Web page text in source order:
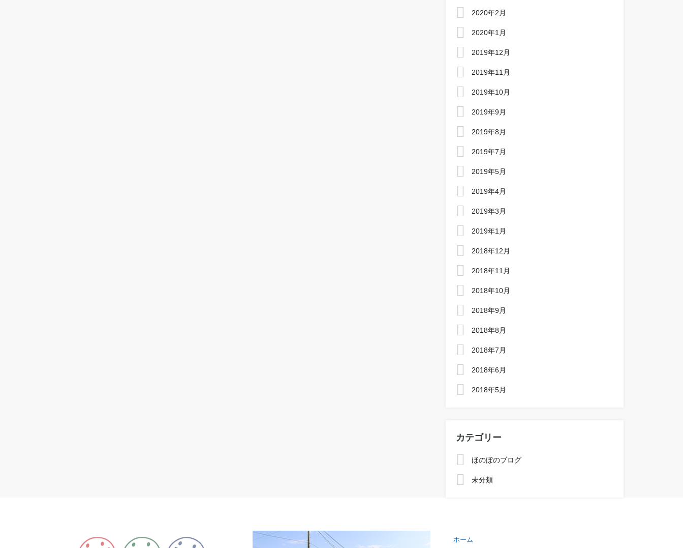
2020年2月
2020年1月
2019年12月
2019年11月
2019年10月
2019年9月
2019年8月
2019年7月
2019年5月
2019年4月
2019年3月
2019年1月
2018年12月
2018年11月
2018年10月
2018年9月
2018年8月
2018年7月
2018年6月
2018年5月
カテゴリー
ほのぼのブログ
未分類
ホーム